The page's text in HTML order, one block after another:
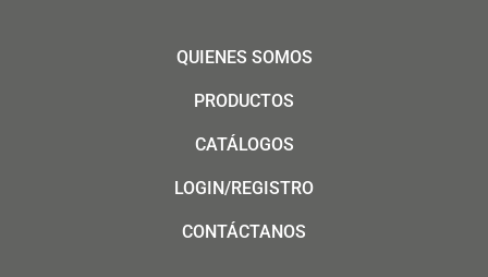
QUIENES SOMOS
PRODUCTOS
CATÁLOGOS
LOGIN/REGISTRO
CONTÁCTANOS